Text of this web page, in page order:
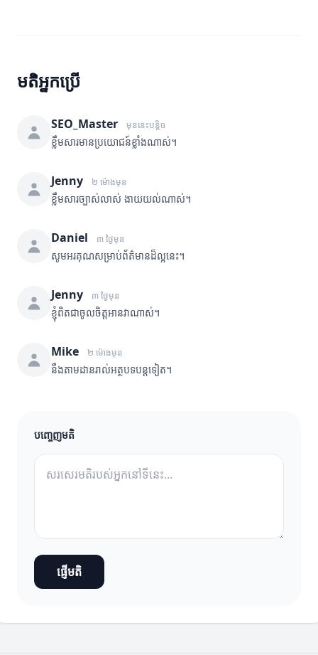
មតិអ្នកប្រើ
SEO_Master មុននេះបន្តិច
ខ្លឹមសារមានប្រយោជន៍ខ្លាំងណាស់។
Jenny ២ ម៉ោងមុន
ខ្លឹមសារច្បាស់លាស់ ងាយយល់ណាស់។
Daniel ៣ ថ្ងៃមុន
សូមអរគុណសម្រាប់ព័ត៌មានដ៏ល្អនេះ។
Jenny ៣ ថ្ងៃមុន
ខ្ញុំពិតជាចូលចិត្តអានវាណាស់។
Mike ២ ម៉ោងមុន
នឹងតាមដានរាល់អត្ថបទបន្តទៀត។
បញ្ចេញមតិ
ផ្ញើមតិ